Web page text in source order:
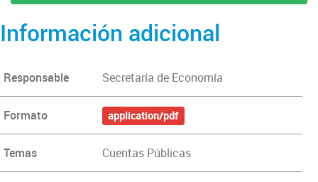
Información adicional
Responsable Secretaría de Economía
Formato application/pdf
Temas Cuentas Públicas